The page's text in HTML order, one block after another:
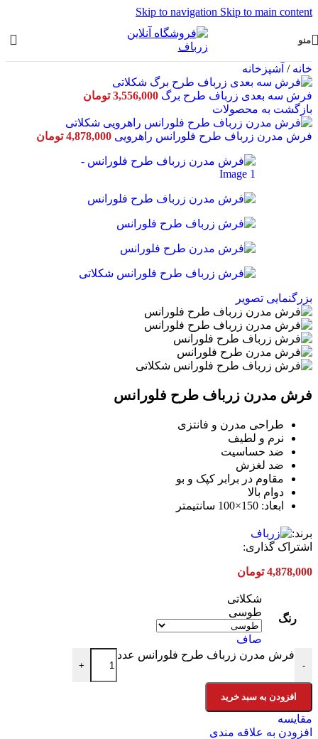
Skip to navigation Skip to main content
منو
خانه/ آشپزخانه
فرش سه بعدی زرباف طرح برگ 3,556,000 تومان
بازگشت به محصولات
فرش مدرن زرباف طرح فلورانس راهرویی 4,878,000 تومان
بزرگنمایی تصویر
فرش مدرن زرباف طرح فلورانس
طراحی مدرن و فانتزی
نرم و لطیف
ضد حساسیت
ضد لغزش
مقاوم در برابر کپک و بو
دوام بالا
ابعاد: 150×100 سانتیمتر
برند:
اشتراک گذاری:
4,878,000 تومان
رنگ
شکلاتی
طوسی
صاف
-
فرش مدرن زرباف طرح فلورانس عدد
+
افزودن به سبد خرید
مقایسه
افزودن به علاقه مندی